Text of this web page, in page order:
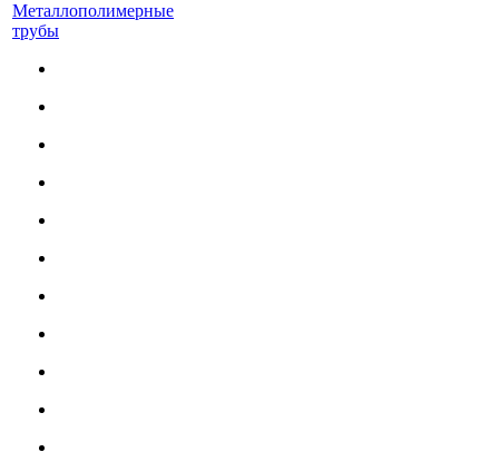
Металлополимерные
трубы